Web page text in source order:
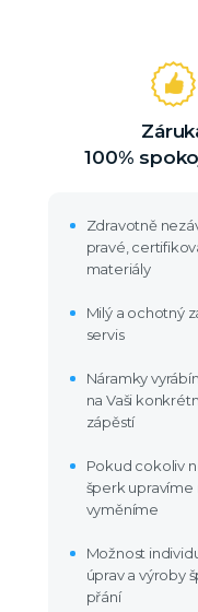
100%
Zdravotně
pravé,
materiály
Milý a ochotný
servis
Náramky
na Vaši
zápěstí
Pokud cokoliv
šperk upravíme
vyměníme
Možnost
úprav a výroby
přání